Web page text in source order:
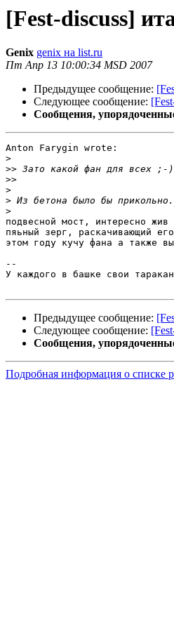
[Fest-discuss]
Genix genix на list.ru
Пт Апр 13 10:00:34 MSD 2007
Предыдущее сообщение:
Следующее сообщение:
Сообщения,
Anton Farygin wrote:
>
>>
>>
>
>
>
подвесной мост, интересно жив
пяьный зерг, раскачивающий
этом году кучу фана а также
--
У каждого в башке свои
Предыдущее сообщение:
Следующее сообщение:
Сообщения,
Подробная информация о списке